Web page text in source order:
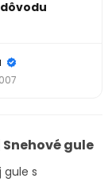
gule
s